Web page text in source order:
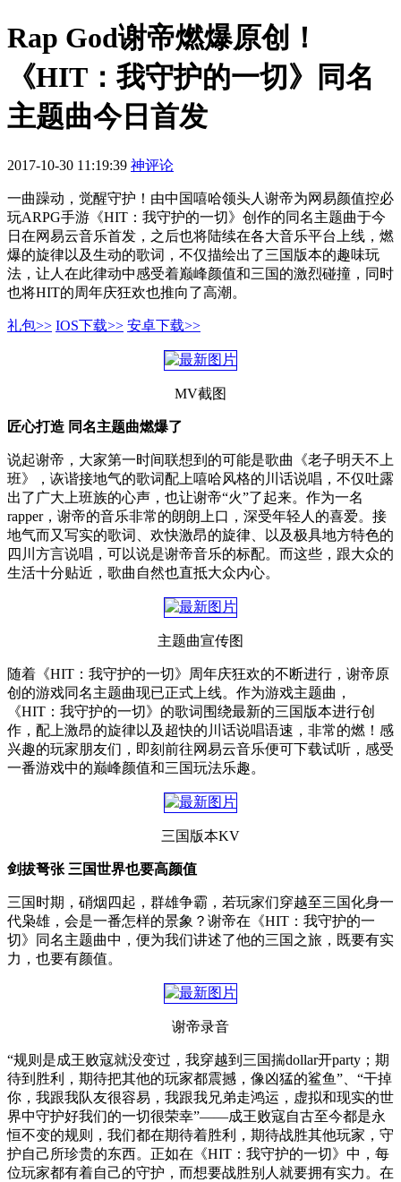
Rap God谢帝燃爆原创！
《HIT：我守护的一切》同名
主题曲今日首发
2017-10-30 11:19:39 神评论
一曲躁动，觉醒守护！由中国嘻哈领头人谢帝为网易颜值控必
玩ARPG手游《HIT：我守护的一切》创作的同名主题曲于今
日在网易云音乐首发，之后也将陆续在各大音乐平台上线，燃
爆的旋律以及生动的歌词，不仅描绘出了三国版本的趣味玩
法，让人在此律动中感受着巅峰颜值和三国的激烈碰撞，同时
也将HIT的周年庆狂欢也推向了高潮。
礼包>> IOS下载>> 安卓下载>>
MV截图
匠心打造 同名主题曲燃爆了
说起谢帝，大家第一时间联想到的可能是歌曲《老子明天不上
班》，诙谐接地气的歌词配上嘻哈风格的川话说唱，不仅吐露
出了广大上班族的心声，也让谢帝“火”了起来。作为一名
rapper，谢帝的音乐非常的朗朗上口，深受年轻人的喜爱。接
地气而又写实的歌词、欢快激昂的旋律、以及极具地方特色的
四川方言说唱，可以说是谢帝音乐的标配。而这些，跟大众的
生活十分贴近，歌曲自然也直抵大众内心。
主题曲宣传图
随着《HIT：我守护的一切》周年庆狂欢的不断进行，谢帝原
创的游戏同名主题曲现已正式上线。作为游戏主题曲，
《HIT：我守护的一切》的歌词围绕最新的三国版本进行创
作，配上激昂的旋律以及超快的川话说唱语速，非常的燃！感
兴趣的玩家朋友们，即刻前往网易云音乐便可下载试听，感受
一番游戏中的巅峰颜值和三国玩法乐趣。
三国版本KV
剑拔弩张 三国世界也要高颜值
三国时期，硝烟四起，群雄争霸，若玩家们穿越至三国化身一
代枭雄，会是一番怎样的景象？谢帝在《HIT：我守护的一
切》同名主题曲中，便为我们讲述了他的三国之旅，既要有实
力，也要有颜值。
谢帝录音
“规则是成王败寇就没变过，我穿越到三国揣dollar开party；期
待到胜利，期待把其他的玩家都震撼，像凶猛的鲨鱼”、“干掉
你，我跟我队友很容易，我跟我兄弟走鸿运，虚拟和现实的世
界中守护好我们的一切很荣幸”——成王败寇自古至今都是永
恒不变的规则，我们都在期待着胜利，期待战胜其他玩家，守
护自己所珍贵的东西。正如在《HIT：我守护的一切》中，每
位玩家都有着自己的守护，而想要战胜别人就要拥有实力。在